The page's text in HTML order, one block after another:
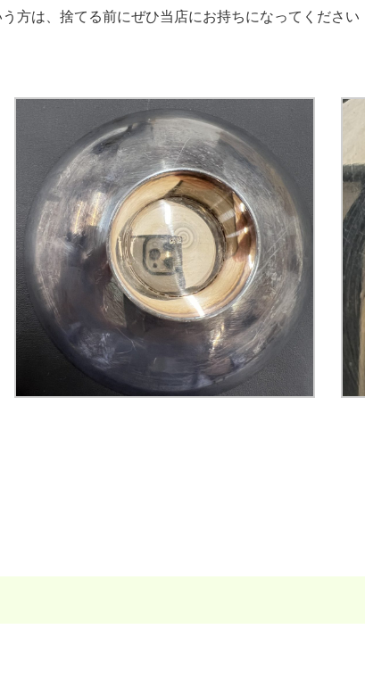
方は、捨てる前にぜひ当店にお持ちになってください